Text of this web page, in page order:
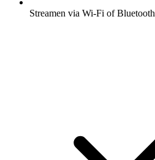
Streamen via Wi-Fi of Bluetooth